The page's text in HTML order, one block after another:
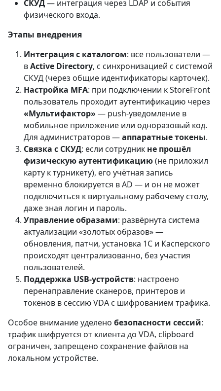
СКУД— интеграция через LDAP и события
физического входа.
Этапы внедрения
Интеграция с каталогом: все пользователи —
вActive Directory, с синхронизацией с системой
СКУД (через общие идентификаторы карточек).
Настройка MFA: при подключении к StoreFront
пользователь проходит аутентификацию через
«Мультифактор» — push-уведомление в
мобильное приложение или одноразовый код.
Для администраторов —аппаратные токены.
Связка с СКУД: если сотрудник не прошёл
физическую аутентификацию(не приложил
карту к турникету), его учётная запись
временно блокируется в AD — и он не может
подключиться к виртуальному рабочему столу,
даже зная логин и пароль.
Управление образами: развёрнута система
актуализации «золотых образов» —
обновления, патчи, установка 1С и Касперского
происходят централизованно, без участия
пользователей.
Поддержка USB-устройств: настроено
перенаправление сканеров, принтеров и
токенов в сессию VDA с шифрованием трафика.
Особое внимание уделено безопасности сессий:
трафик шифруется от клиента до VDA, clipboard
ограничен, запрещено сохранение файлов на
локальном устройстве.